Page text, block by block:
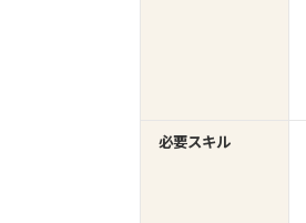
必要スキル